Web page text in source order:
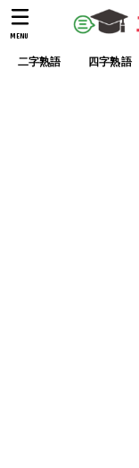
二字熟語 四字熟語
MENU